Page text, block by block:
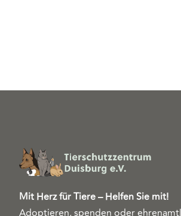
Mit Herz für Tiere – Helfen Sie mit!
Adoptieren, spenden oder